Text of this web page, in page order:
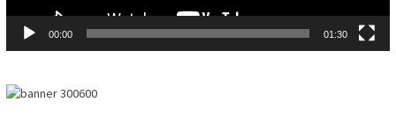
00:00 01:30